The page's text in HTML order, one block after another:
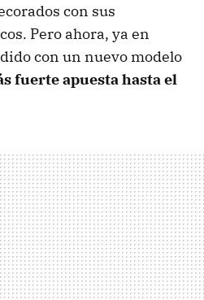
con sus
Pero ahora, ya en
con un nuevo modelo
fuerte apuesta hasta el